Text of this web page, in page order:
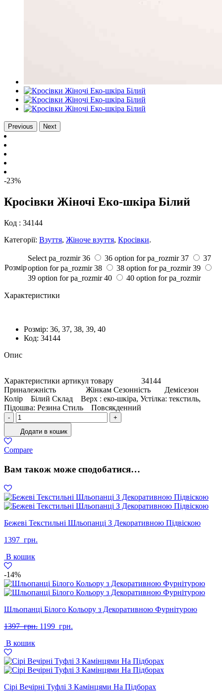
Previous Next
-23%
Кросівки Жіночі Еко-шкіра Білий
Код : 34144
Категорії: Взуття, Жіноче взуття, Кросівки.
Розмiр
Select pa_rozmir 36 36 option for pa_rozmir 37
37
option for pa_rozmir 38 38 option for pa_rozmir 39
39 option for pa_rozmir 40 40 option for pa_rozmir
Характеристики
Розмiр: 36, 37, 38, 39, 40
Код: 34144
Опис
Характеристики артикул товару 34144
Приналежність Жінкам Сезонність Демісезон
Колір Білий Склад Верх : еко-шкіра, Устілка: текстиль,
Підошва: Резина Стиль Повсякденний
Кросівки
Жіночі
Еко-
шкіра
Білий
-
+
Додати в кошик
Compare
Вам також може сподобатися…
Бежеві Текстильні Шльопанці З Декоративною Підвіскою
1397 грн.
В кошик
-14%
Шльопанці Білого Кольору з Декоративною Фурнітурою
1397 грн. Оригінальна
1199 грн.
В кошик
Сірі Вечірні Туфлі З Камінцями На Підборах